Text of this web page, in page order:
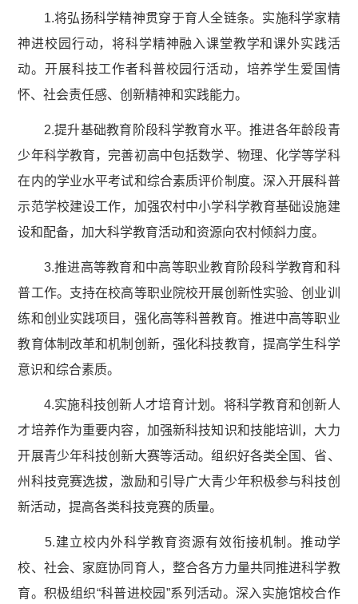
1.将弘扬科学精神贯穿于育人全链条。实施科学家精
神进校园行动，将科学精神融入课堂教学和课外实践活
动。开展科技工作者科普校园行活动，培养学生爱国情
怀、社会责任感、创新精神和实践能力。
2.提升基础教育阶段科学教育水平。推进各年龄段青
少年科学教育，完善初高中包括数学、物理、化学等学科
在内的学业水平考试和综合素质评价制度。深入开展科普
示范学校建设工作，加强农村中小学科学教育基础设施建
设和配备，加大科学教育活动和资源向农村倾斜力度。
3.推进高等教育和中高等职业教育阶段科学教育和科
普工作。支持在校高等职业院校开展创新性实验、创业训
练和创业实践项目，强化高等科普教育。推进中高等职业
教育体制改革和机制创新，强化科技教育，提高学生科学
意识和综合素质。
4.实施科技创新人才培育计划。将科学教育和创新人
才培养作为重要内容，加强新科技知识和技能培训，大力
开展青少年科技创新大赛等活动。组织好各类全国、省、
州科技竞赛选拔，激励和引导广大青少年积极参与科技创
新活动，提高各类科技竞赛的质量。
5.建立校内外科学教育资源有效衔接机制。推动学
校、社会、家庭协同育人，整合各方力量共同推进科学教
育。积极组织“科普进校园”系列活动。深入实施馆校合作